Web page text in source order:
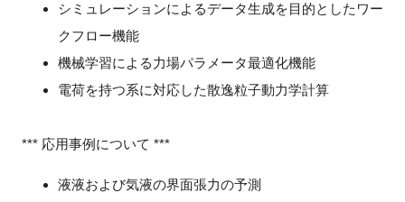
シミュレーションによるデータ生成を目的としたワー
クフロー機能
機械学習による力場パラメータ最適化機能
電荷を持つ系に対応した散逸粒子動力学計算
*** 応用事例について ***
液液および気液の界面張力の予測